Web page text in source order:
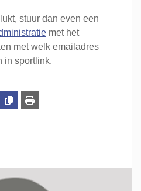
stuur dan even een
met het
met welk emailadres
in sportlink.